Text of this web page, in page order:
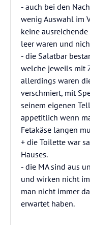
- auch bei den
wenig Auswahl im
keine
leer waren und
- die Salatbar
welche jeweils mit
allerdings waren
verschmiert, mit
seinem eigenen
appetitlich wenn
Fetakäse langen
+ die Toilette war
Hauses.
- die MA sind aus
und wirken nicht
man nicht immer
erwartet haben.